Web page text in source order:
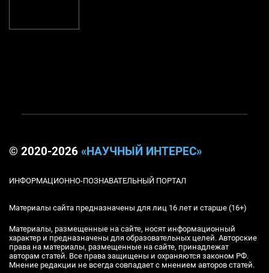
© 2020-2026 «НАУЧНЫЙ ИНТЕРЕС»
ИНФОРМАЦИОННО-ПОЗНАВАТЕЛЬНЫЙ ПОРТАЛ
Материалы сайта предназначены для лиц 16 лет и старше (16+)
Материалы, размещенные на сайте, носят информационный
характер и предназначены для образовательных целей. Авторские
права на материалы, размещенные на сайте, принадлежат
авторам статей. Все права защищены и охраняются законом РФ.
Мнение редакции не всегда совпадает с мнением авторов статей.